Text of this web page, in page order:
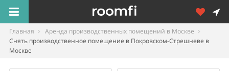
Главная
Аренда производственных помещений в Москве
Снять производственное помещение в Покровском-Стрешневе в
Москве